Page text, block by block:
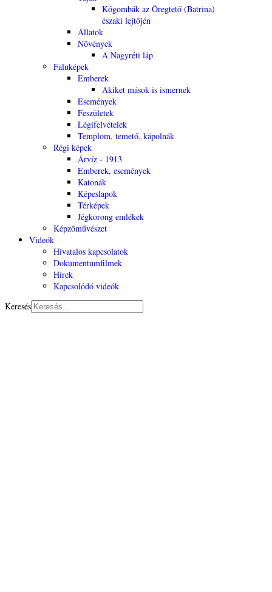
Kőgombák az Öregtető (Batrina)
északi lejtőjén
Állatok
Növények
A Nagyréti láp
Faluképek
Emberek
Akiket mások is ismernek
Események
Feszületek
Légifelvételek
Templom, temető, kápolnák
Régi képek
Árvíz - 1913
Emberek, események
Katonák
Képeslapok
Térképek
Jégkorong emlékek
Képzőművészet
Videók
Hivatalos kapcsolatok
Dokumentumfilmek
Hírek
Kapcsolódó videók
Keresés